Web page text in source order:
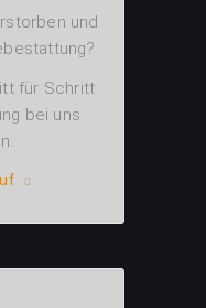
und
für Schritt
bei uns